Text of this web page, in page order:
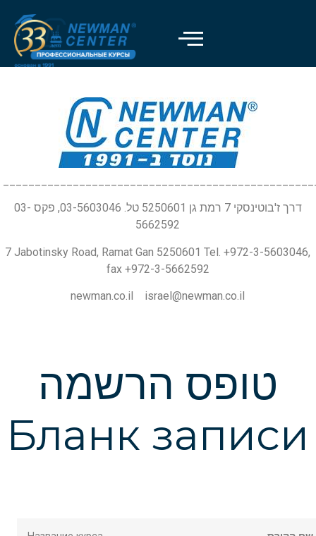
דרך ז'בוטינסקי 7 רמת גן 5250601 טל. 03-5603046, פקס 03-
5662592
7 Jabotinsky Road, Ramat Gan 5250601 Tel. +972-3-5603046,
fax +972-3-5662592
newman.co.il israel@newman.co.il
טופס הרשמה
Бланк записи